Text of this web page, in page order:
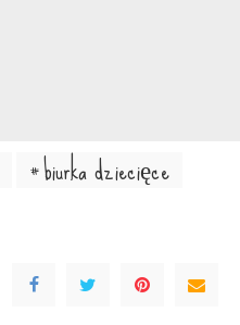
biurka dziecięce